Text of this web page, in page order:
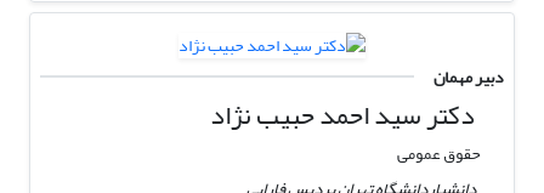
دبیر مهمان
دکتر سید احمد حبیب نژاد
حقوق عمومی